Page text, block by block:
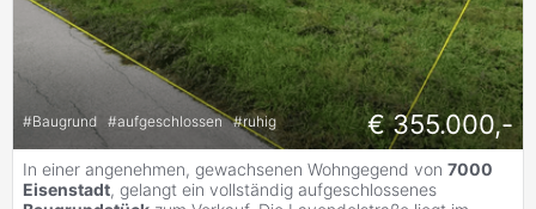
#Baugrund #aufgeschlossen #ruhig € 355.000,-
In einer angenehmen, gewachsenen Wohngegend von 7000
Eisenstadt, gelangt ein vollständig aufgeschlossenes